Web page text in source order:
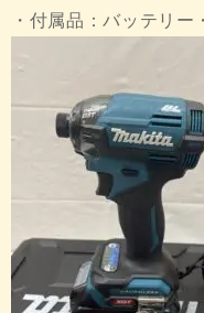
・付属品：バッテリ